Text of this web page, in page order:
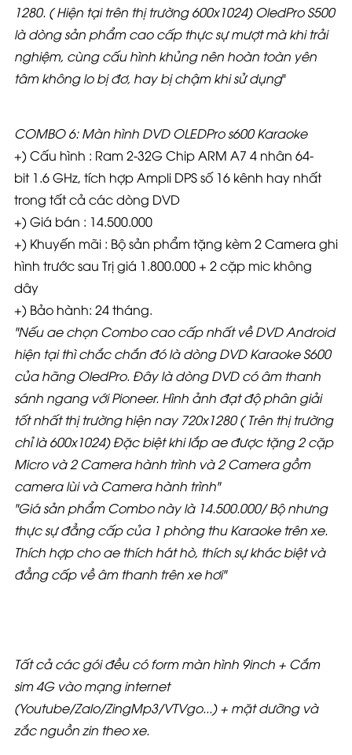
1280. ( Hiện tại trên thị trường 600x1024) OledPro S500
là dòng sản phẩm cao cấp thực sự mượt mà khi trải
nghiệm, cùng cấu hình khủng nên hoàn toàn yên
tâm không lo bị đơ, hay bị chậm khi sử dụng"
COMBO 6: Màn hình DVD OLEDPro s600 Karaoke
+) Cấu hình : Ram 2-32G Chip ARM A7 4 nhân 64-
bit 1.6 GHz, tích hợp Ampli DPS số 16 kênh hay nhất
trong tất cả các dòng DVD
+) Giá bán : 14.500.000
+) Khuyến mãi : Bộ sản phẩm tặng kèm 2 Camera ghi
hình trước sau Trị giá 1.800.000 + 2 cặp mic không
dây
+) Bảo hành: 24 tháng.
"Nếu ae chọn Combo cao cấp nhất về DVD Android
hiện tại thì chắc chắn đó là dòng DVD Karaoke S600
của hãng OledPro. Đây là dòng DVD có âm thanh
sánh ngang với Pioneer. Hình ảnh đạt độ phân giải
tốt nhất thị trường hiện nay 720x1280 ( Trên thị trường
chỉ là 600x1024) Đặc biệt khi lắp ae được tặng 2 cặp
Micro và 2 Camera hành trình và 2 Camera gồm
camera lùi và Camera hành trình"
"Giá sản phẩm Combo này là 14.500.000/ Bộ nhưng
thực sự đẳng cấp của 1 phòng thu Karaoke trên xe.
Thích hợp cho ae thích hát hò, thích sự khác biệt và
đẳng cấp về âm thanh trên xe hơi"
Tất cả các gói đều có form màn hình 9inch + Cắm
sim 4G vào mạng internet
(Youtube/Zalo/ZingMp3/VTVgo...) + mặt dưỡng và
zắc nguồn zin theo xe.